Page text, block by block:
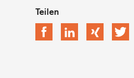
FacebookLinkedIn xing